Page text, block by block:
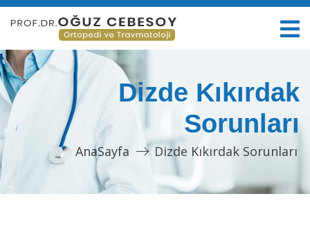
Dizde Kıkırdak
Sorunları
AnaSayfa Dizde Kıkırdak Sorunları